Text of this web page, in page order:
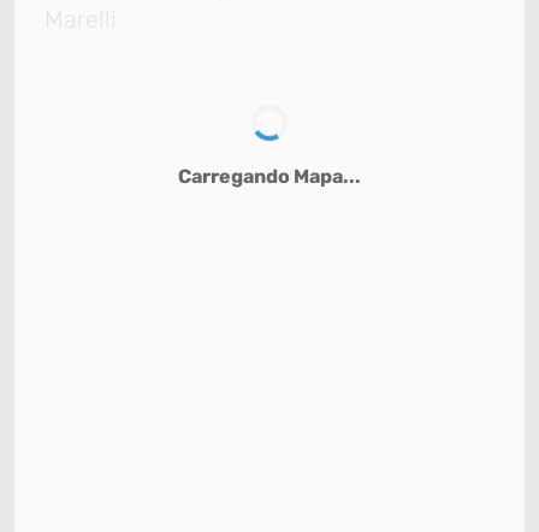
Marelli
Carregando Mapa...